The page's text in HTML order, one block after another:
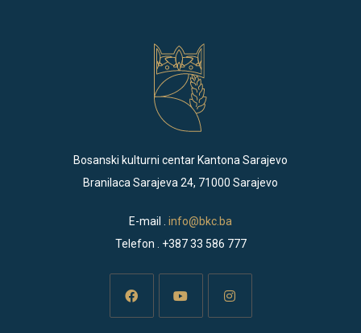
Bosanski kulturni centar Kantona Sarajevo
Branilaca Sarajeva 24, 71000 Sarajevo
E-mail . info@bkc.ba
Telefon . +387 33 586 777